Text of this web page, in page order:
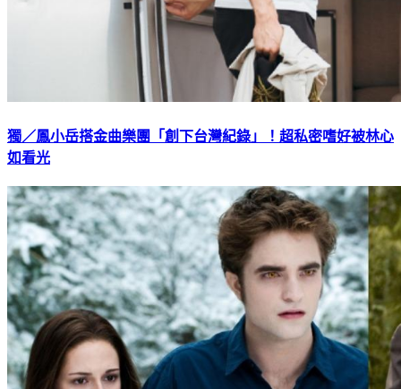
獨／鳳小岳搭金曲樂團「創下台灣紀錄」！超私密嗜好被林心
如看光